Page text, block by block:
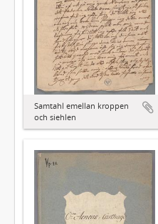
Samtahl emellan kroppen
och siehlen